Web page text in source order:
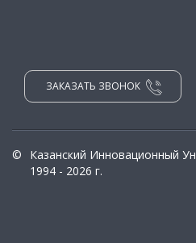
ЗАКАЗАТЬ ЗВОНОК
©
Казанский Инновационный
1994 - 2026 г.